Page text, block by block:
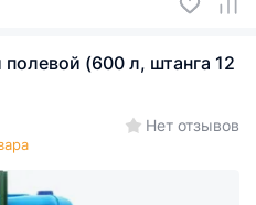
(600 л, штанга 12
Нет отзывов